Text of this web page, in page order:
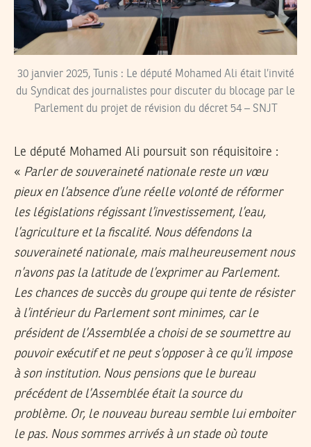
30 janvier 2025, Tunis : Le député Mohamed Ali était l’invité
du Syndicat des journalistes pour discuter du blocage par le
Parlement du projet de révision du décret 54 – SNJT
Le député Mohamed Ali poursuit son réquisitoire :
« Parler de souveraineté nationale reste un vœu
pieux en l’absence d’une réelle volonté de réformer
les législations régissant l’investissement, l’eau,
l’agriculture et la fiscalité. Nous défendons la
souveraineté nationale, mais malheureusement nous
n’avons pas la latitude de l’exprimer au Parlement.
Les chances de succès du groupe qui tente de résister
à l’intérieur du Parlement sont minimes, car le
président de l’Assemblée a choisi de se soumettre au
pouvoir exécutif et ne peut s’opposer à ce qu’il impose
à son institution. Nous pensions que le bureau
précédent de l’Assemblée était la source du
problème. Or, le nouveau bureau semble lui emboiter
le pas. Nous sommes arrivés à un stade où toute